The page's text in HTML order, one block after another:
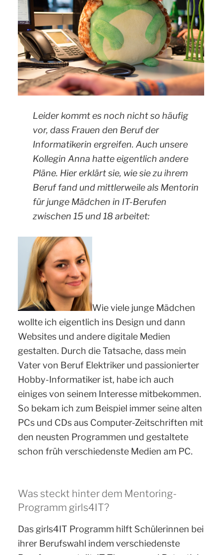
Leider kommt es noch nicht so häufig
vor, dass Frauen den Beruf der
Informatikerin ergreifen. Auch unsere
Kollegin Anna hatte eigentlich andere
Pläne. Hier erklärt sie, wie sie zu ihrem
Beruf fand und mittlerweile als Mentorin
für junge Mädchen in IT-Berufen
zwischen 15 und 18 arbeitet:
Wie viele junge Mädchen
wollte ich eigentlich ins Design und dann
Websites und andere digitale Medien
gestalten. Durch die Tatsache, dass mein
Vater von Beruf Elektriker und passionierter
Hobby-Informatiker ist, habe ich auch
einiges von seinem Interesse mitbekommen.
So bekam ich zum Beispiel immer seine alten
PCs und CDs aus Computer-Zeitschriften mit
den neusten Programmen und gestaltete
schon früh verschiedenste Medien am PC.
Was steckt hinter dem Mentoring-
Programm girls4IT?
Das girls4IT Programm hilft Schülerinnen bei
ihrer Berufswahl indem verschiedenste